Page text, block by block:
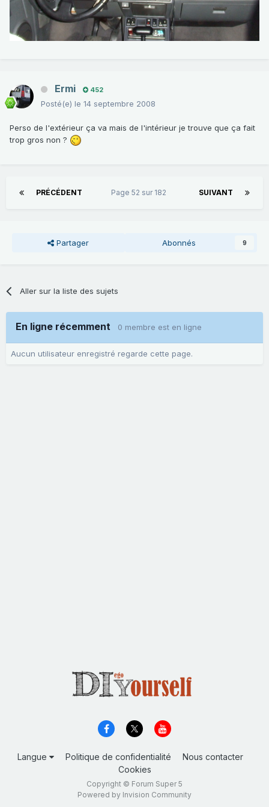
Ermi 452
Posté(e) le 14 septembre 2008
Perso de l'extérieur ça va mais de l'intérieur je trouve que ça fait
trop gros non ?
PRÉCÉDENT SUIVANT
Page 52 sur 182
Partager Abonnés 9
Aller sur la liste des sujets
En ligne récemment 0 membre est en ligne
Aucun utilisateur enregistré regarde cette page.
Langue Politique de confidentialité
Nous contacter
Cookies
Copyright © Forum Super 5
Powered by Invision Community